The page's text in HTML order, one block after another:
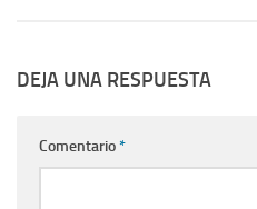
DEJA UNA RESPUESTA
Comentario*